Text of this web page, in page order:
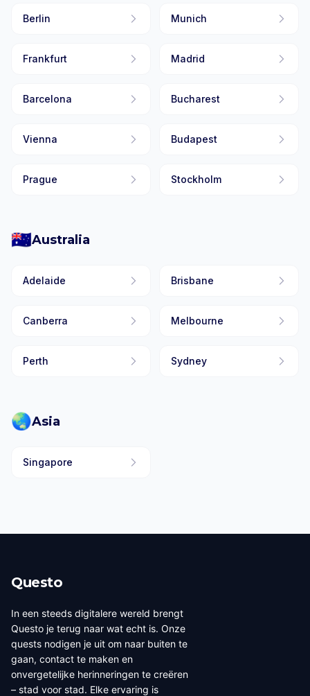
Berlin Munich
Frankfurt Madrid
Barcelona Bucharest
Vienna Budapest
Prague Stockholm
🇦🇺Australia
Adelaide Brisbane
Canberra Melbourne
Perth Sydney
🌏Asia
Singapore
Questo
In een steeds digitalere wereld brengt
Questo je terug naar wat echt is. Onze
quests nodigen je uit om naar buiten te
gaan, contact te maken en
onvergetelijke herinneringen te creëren
– stad voor stad. Elke ervaring is